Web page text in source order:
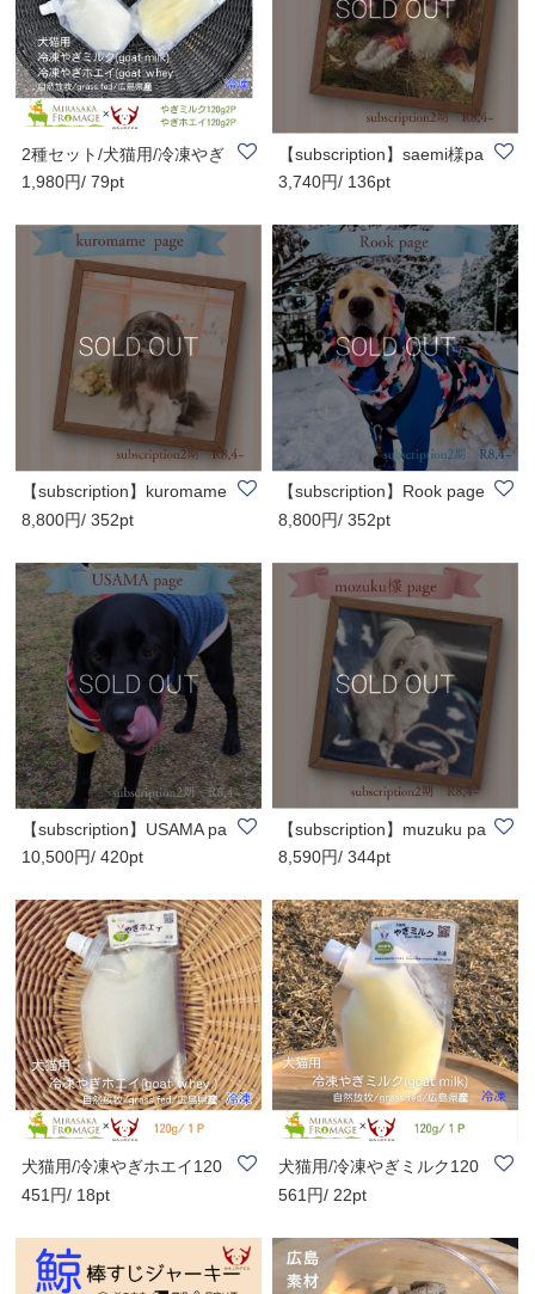
2種セット/犬猫用/冷凍やぎ
ミルクとやぎ..
1,980円/ 79pt
【subscription】saemi様pa
ge 鹿2P・猪1..
3,740円/ 136pt
【subscription】kuromame
page 鹿5P・..
8,800円/ 352pt
【subscription】Rook page
鹿5P・猪5P..
8,800円/ 352pt
【subscription】USAMA pa
ge 鹿内臓7P・..
10,500円/ 420pt
【subscription】muzuku pa
ge 鹿2P・猪2..
8,590円/ 344pt
犬猫用/冷凍やぎホエイ120
g/自然放牧/gra..
451円/ 18pt
犬猫用/冷凍やぎミルク120
g/自然放牧/gra..
561円/ 22pt